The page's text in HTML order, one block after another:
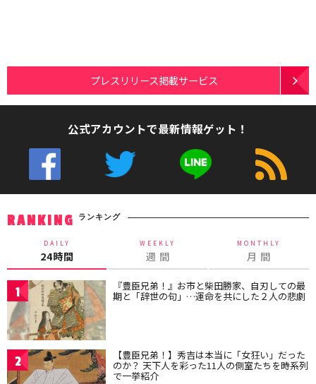
プレスリリース掲載サービス
公式アカウントで最新情報ゲット！
RANKING ランキング
DAILY
24時間
WEEKLY
週 間
MONTHLY
月 間
1 『豊臣兄弟！』お市と柴田勝家、自刃しての最
期と「辞世の句」…運命を共にした２人の悲劇
2 【豊臣兄弟！】秀吉は本当に「女狂い」だった
のか？ 天下人を彩った11人の側室たちを時系列
で一挙紹介